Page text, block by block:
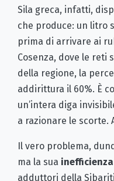
Sila greca, infatti,
che produce: un litro
prima di arrivare ai
Cosenza, dove le reti
della regione, la
addirittura il 60%. È
un’intera diga
a razionare le scorte.
Il vero problema,
ma la sua
adduttori della